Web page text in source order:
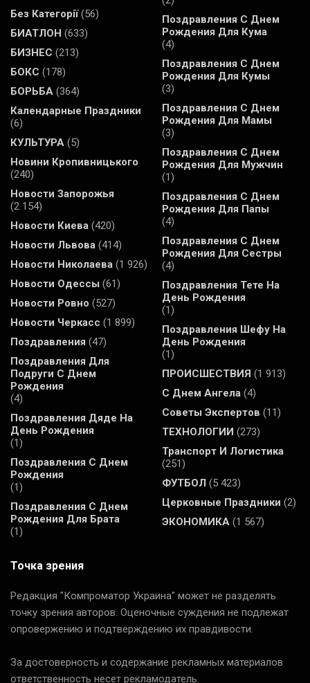
Без Категорії(56)
БИАТЛОН (633)
БИЗНЕС (213)
БОКС (178)
БОРЬБА (364)
Календарные Праздники
(6)
КУЛЬТУРА (5)
Новини Кропивницького
(240)
Новости Запорожья
(2 154)
Новости Киева (420)
Новости Львова (414)
Новости Николаева (1 926)
Новости Одессы (61)
Новости Ровно (527)
Новости Черкасс (1 899)
Поздравления (47)
Поздравления Для
Подруги С Днем
Рождения
(4)
Поздравления Дяде На
День Рождения
(1)
Поздравления С Днем
Рождения
(1)
Поздравления С Днем
Рождения Для Брата
(1)
Поздравления С Днем
Рождения Для Кума
(4)
Поздравления С Днем
Рождения Для Кумы
(3)
Поздравления С Днем
Рождения Для Мамы
(3)
Поздравления С Днем
Рождения Для Мужчин
(1)
Поздравления С Днем
Рождения Для Папы
(4)
Поздравления С Днем
Рождения Для Сестры
(4)
Поздравления Тете На
День Рождения
(1)
Поздравления Шефу На
День Рождения
(1)
ПРОИСШЕСТВИЯ (1 913)
С Днем Ангела (4)
Советы Экспертов (11)
ТЕХНОЛОГИИ (273)
Транспорт И Логистика
(251)
ФУТБОЛ (5 423)
Церковные Праздники (2)
ЭКОНОМИКА (1 567)
Точка зрения
Редакция "Компроматор Украина" может не разделять
точку зрения авторов. Оценочные суждения не подлежат
опровержению и подтверждению их правдивости.
За достоверность и содержание рекламных материалов
ответственность несет рекламодатель.